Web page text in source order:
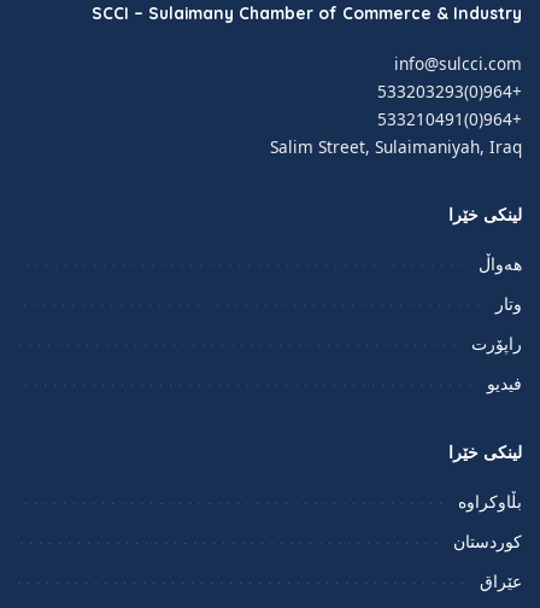
SCCI – Sulaimany Chamber of Commerce & Industry
info@sulcci.com
+964(0)533203293
+964(0)533210491
Salim Street, Sulaimaniyah, Iraq
لینکی خێرا
هەواڵ
وتار
راپۆرت
فيديو
لینکی خێرا
بڵاوکراوە
کوردستان
عێراق